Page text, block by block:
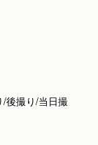
/後撮り/当日撮